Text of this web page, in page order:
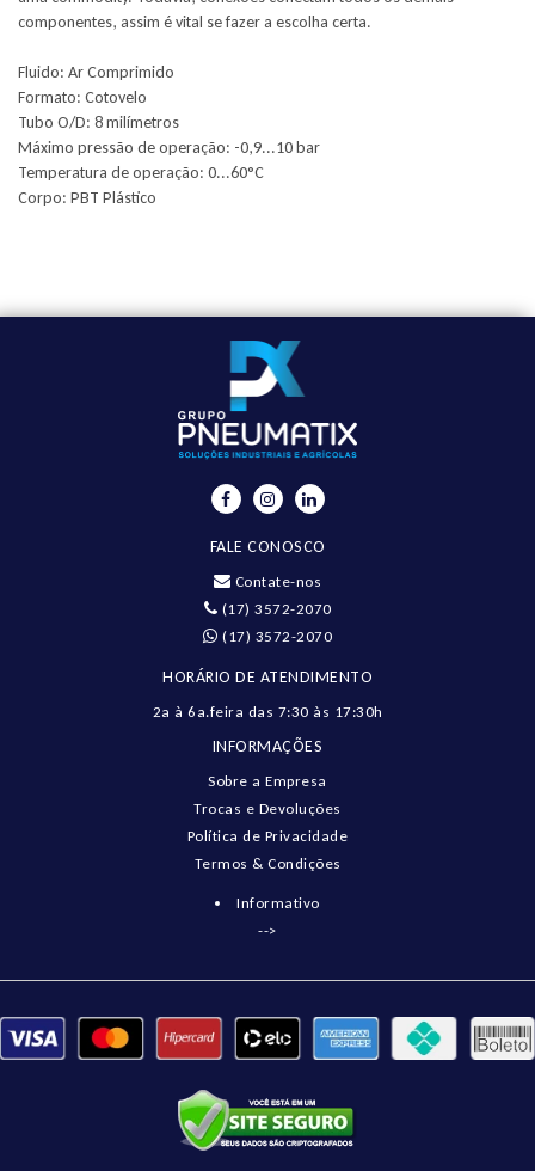
componentes, assim é vital se fazer a escolha certa.
Fluido: Ar Comprimido
Formato: Cotovelo
Tubo O/D: 8 milímetros
Máximo pressão de operação: -0,9...10 bar
Temperatura de operação: 0...60°C
Corpo: PBT Plástico
FALE CONOSCO
Contate-nos
(17) 3572-2070
(17) 3572-2070
HORÁRIO DE ATENDIMENTO
2a à 6a.feira das 7:30 às 17:30h
INFORMAÇÕES
Sobre a Empresa
Trocas e Devoluções
Política de Privacidade
Termos & Condições
Informativo
-->